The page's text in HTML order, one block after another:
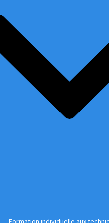
Formation individuelle aux